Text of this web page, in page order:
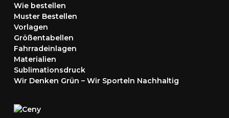
Wie bestellen
Muster Bestellen
Vorlagen
Größentabellen
Fahrradeinlagen
Materialien
Sublimationsdruck
Wir Denken Grün – Wir Sporteln Nachhaltig